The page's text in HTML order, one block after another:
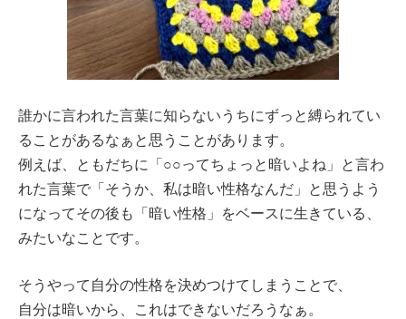
誰かに言われた言葉に知らないうちにずっと縛られてい
ることがあるなぁと思うことがあります。
例えば、ともだちに「○○ってちょっと暗いよね」と言わ
れた言葉で「そうか、私は暗い性格なんだ」と思うよう
になってその後も「暗い性格」をベースに生きている、
みたいなことです。
そうやって自分の性格を決めつけてしまうことで、
自分は暗いから、これはできないだろうなぁ。